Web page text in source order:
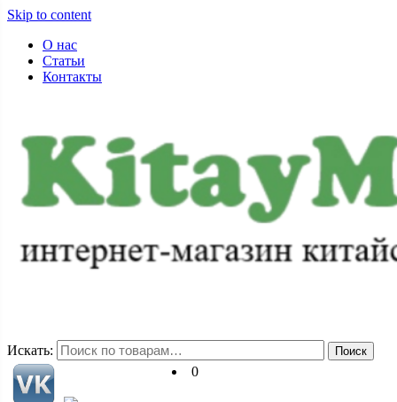
Skip to content
О нас
Статьи
Контакты
Искать: Поиск
0